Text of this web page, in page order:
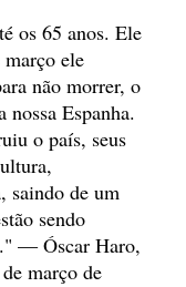
os 65 anos. Ele
ele
não morrer, o
nossa Espanha.
o país, seus
saindo de um
sendo
— Óscar Haro,
março de